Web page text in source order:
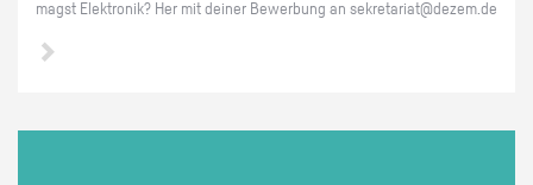
magst Elek­tro­nik? Her mit dei­ner Be­wer­bung an se­kre­ta­ri­at@​dezem.​de